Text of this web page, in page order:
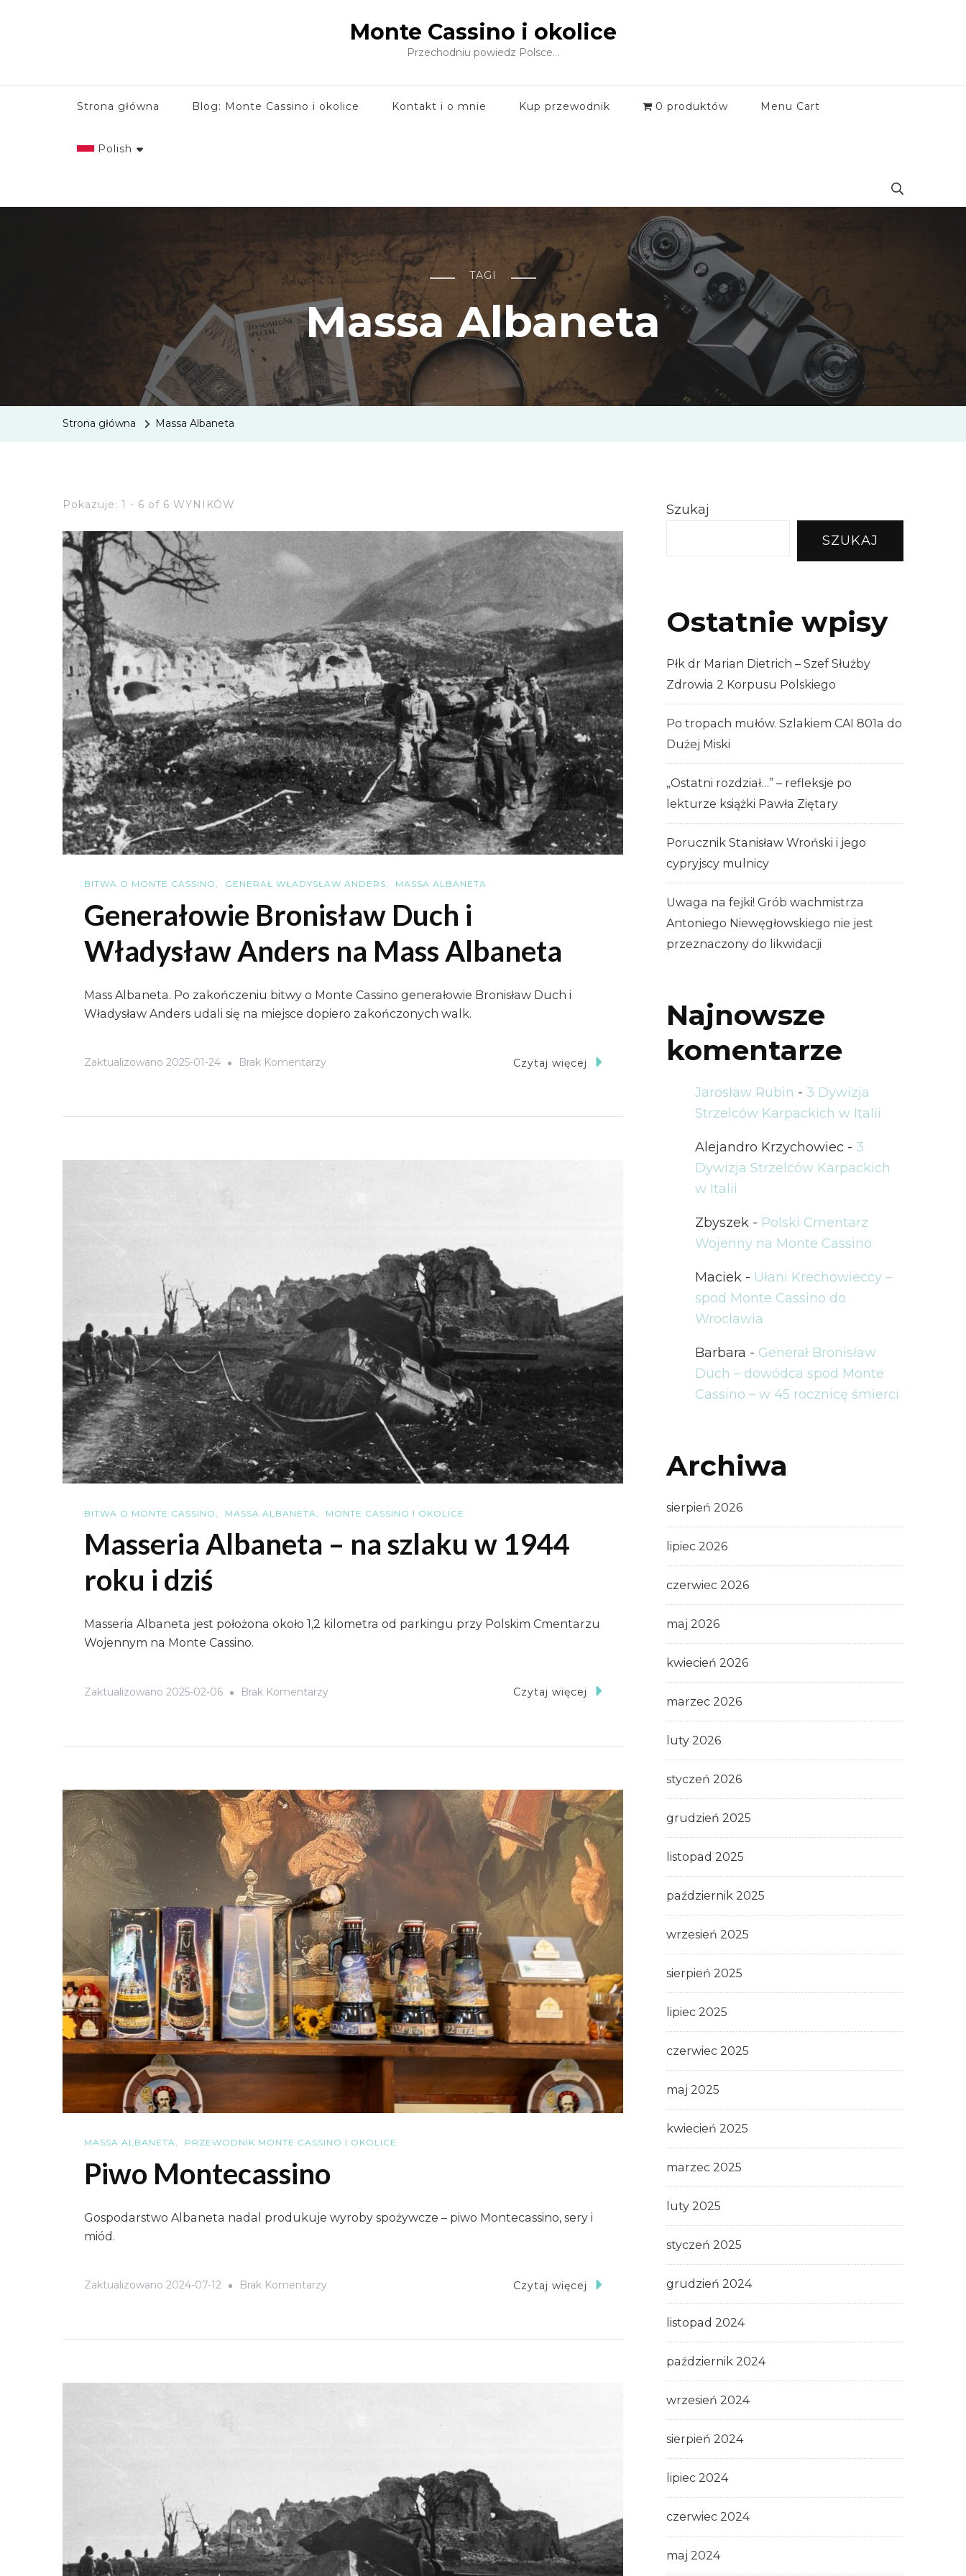
Monte Cassino i okolice
Przechodniu powiedz Polsce…
Strona główna Blog: Monte Cassino i okolice Kontakt i o mnie Kup przewodnik 0 produktów Menu Cart
Polish
TAGI
Massa Albaneta
Strona główna Massa Albaneta
Pokazuje: 1 - 6 of 6 WYNIKÓW
BITWA O MONTE CASSINO GENERAŁ WŁADYSŁAW ANDERS MASSA ALBANETA
Generałowie Bronisław Duch i
Władysław Anders na Mass Albaneta
Mass Albaneta. Po zakończeniu bitwy o Monte Cassino generałowie Bronisław Duch i
Władysław Anders udali się na miejsce dopiero zakończonych walk.
Zaktualizowano 2025-01-24 Brak KomentarzyDo
Władysław
Albaneta
Czytaj więcej
BITWA O MONTE CASSINO MASSA ALBANETA MONTE CASSINO I OKOLICE
Masseria Albaneta – na szlaku w 1944
roku i dziś
Masseria Albaneta jest położona około 1,2 kilometra od parkingu przy Polskim Cmentarzu
Wojennym na Monte Cassino.
Zaktualizowano 2025-02-06 Brak KomentarzyDo
Szlaku
W
1944
Roku
I
Dziś
Czytaj więcej
MASSA ALBANETA PRZEWODNIK MONTE CASSINO I OKOLICE
Piwo Montecassino
Gospodarstwo Albaneta nadal produkuje wyroby spożywcze – piwo Montecassino, sery i
miód.
Zaktualizowano 2024-07-12 Brak KomentarzyDo
Czytaj więcej
Szukaj
SZUKAJ
Ostatnie wpisy
Płk dr Marian Dietrich – Szef Służby
Zdrowia 2 Korpusu Polskiego
Po tropach mułów. Szlakiem CAI 801a do
Dużej Miski
„Ostatni rozdział…” – refleksje po
lekturze książki Pawła Ziętary
Porucznik Stanisław Wroński i jego
cypryjscy mulnicy
Uwaga na fejki! Grób wachmistrza
Antoniego Niewęgłowskiego nie jest
przeznaczony do likwidacji
Najnowsze
komentarze
Jarosław Rubin - 3 Dywizja
Strzelców Karpackich w Italii
Alejandro Krzychowiec - 3
Dywizja Strzelców Karpackich
w Italii
Zbyszek - Polski Cmentarz
Wojenny na Monte Cassino
Maciek - Ułani Krechowieccy –
spod Monte Cassino do
Wrocławia
Barbara - Generał Bronisław
Duch – dowódca spod Monte
Cassino – w 45 rocznicę śmierci
Archiwa
sierpień 2026
lipiec 2026
czerwiec 2026
maj 2026
kwiecień 2026
marzec 2026
luty 2026
styczeń 2026
grudzień 2025
listopad 2025
październik 2025
wrzesień 2025
sierpień 2025
lipiec 2025
czerwiec 2025
maj 2025
kwiecień 2025
marzec 2025
luty 2025
styczeń 2025
grudzień 2024
listopad 2024
październik 2024
wrzesień 2024
sierpień 2024
lipiec 2024
czerwiec 2024
maj 2024